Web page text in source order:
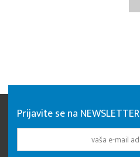
Prijavite se na NEWSLETTER